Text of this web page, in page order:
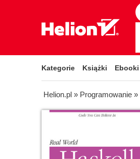
Kategorie Książki Ebooki
Helion.pl » Programowanie »